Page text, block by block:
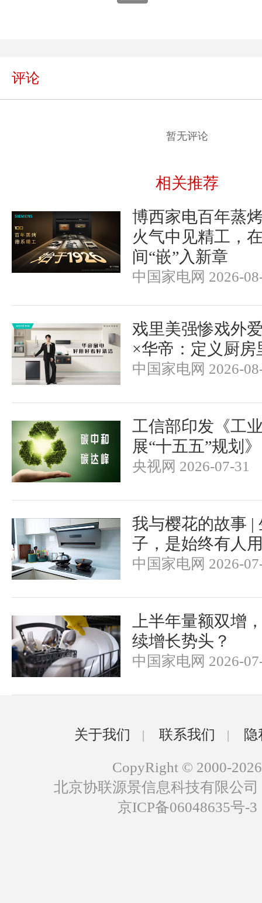
评论
暂无评论
相关推荐
博西家电百年蒸
火气中见精工，
间“嵌”入新章
中国家电网 2026-
戏里美强惨戏外
×华帝：定义厨房
中国家电网 2026-
工信部印发《工
展“十五五”规划》
央视网 2026-07-31
我与樱花的故事 |
子，是始终有人
中国家电网 2026-
上半年量额双增
续增长势头？
中国家电网 2026-
关于我们 | 联系我们 |
CopyRight © 2000-2026
北京协联源景信息科技有限公
京ICP备06048635号-3